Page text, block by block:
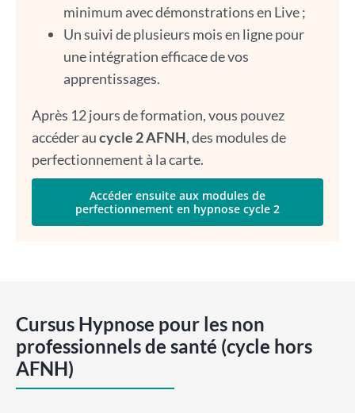
minimum avec démonstrations en Live ;
Un suivi de plusieurs mois en ligne pour
une intégration efficace de vos
apprentissages.
Après 12 jours de formation, vous pouvez
accéder aucycle 2 AFNH, des modules de
perfectionnement à la carte.
Accéder ensuite aux modules de
perfectionnement en hypnose cycle 2
Cursus Hypnose pour les non
professionnels de santé (cycle hors
AFNH)